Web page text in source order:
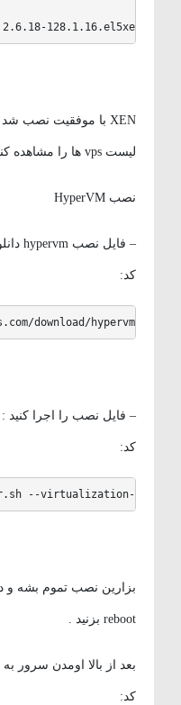
128.1.16.el5xen #1
لیست vps ها را مشاهده کنید .
نصب HyperVM
– فایل نصب hypervm دانلود کنید :
کد:
download/hypervm/
– فایل نصب را اجرا کنید :
کد:
--virtualization-
بزارین نصب تموم بشه و
reboot بزنید .
بعد از بالا اومدن سرور
کد: